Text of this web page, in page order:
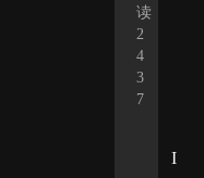
读
2
4
3
7
I